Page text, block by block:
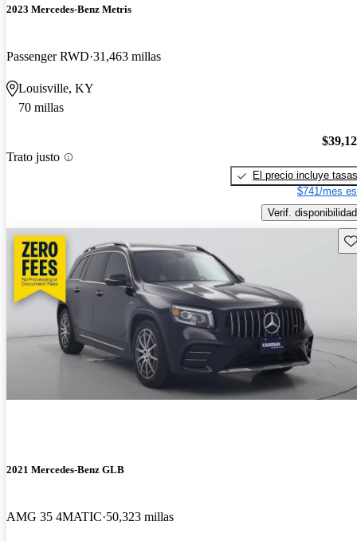
2023 Mercedes-Benz Metris
Passenger RWD 31,463 millas
Louisville, KY
70 millas
Trato justo
El precio incluye tasas
$741/mes
Verif. disponibilidad
2021 Mercedes-Benz GLB
AMG 35 4MATIC 50,323 millas